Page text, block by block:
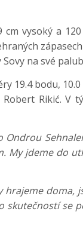
vysoký a
na své
bodu, 10.0
Rikić. V
Ondrou
My jdeme do
doma,
skutečností se